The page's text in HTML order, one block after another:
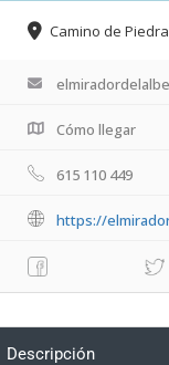
Camino de
Cómo llegar
615 110 449
https://
Descripción